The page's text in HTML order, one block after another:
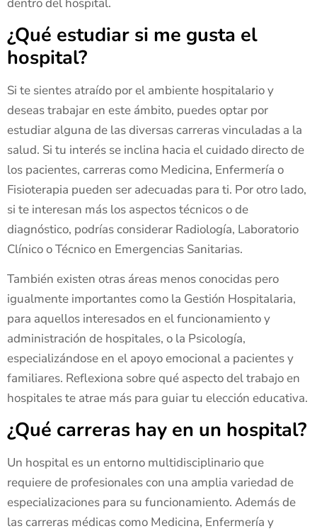
dentro del hospital.
¿Qué estudiar si me gusta el
hospital?
Si te sientes atraído por el ambiente hospitalario y
deseas trabajar en este ámbito, puedes optar por
estudiar alguna de las diversas carreras vinculadas a la
salud. Si tu interés se inclina hacia el cuidado directo de
los pacientes, carreras como Medicina, Enfermería o
Fisioterapia pueden ser adecuadas para ti. Por otro lado,
si te interesan más los aspectos técnicos o de
diagnóstico, podrías considerar Radiología, Laboratorio
Clínico o Técnico en Emergencias Sanitarias.
También existen otras áreas menos conocidas pero
igualmente importantes como la Gestión Hospitalaria,
para aquellos interesados en el funcionamiento y
administración de hospitales, o la Psicología,
especializándose en el apoyo emocional a pacientes y
familiares. Reflexiona sobre qué aspecto del trabajo en
hospitales te atrae más para guiar tu elección educativa.
¿Qué carreras hay en un hospital?
Un hospital es un entorno multidisciplinario que
requiere de profesionales con una amplia variedad de
especializaciones para su funcionamiento. Además de
las carreras médicas como Medicina, Enfermería y